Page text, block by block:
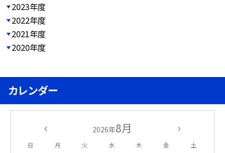
2023年度
2022年度
2021年度
2020年度
カレンダー
2026年8月
日 月 火 水 木 金 土